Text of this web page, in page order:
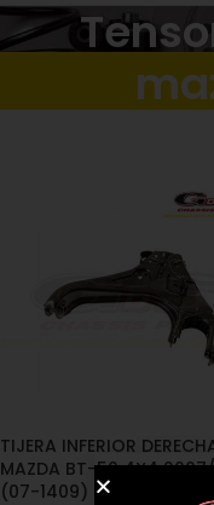
TIJERA INFERIOR
MAZDA BT-50 4X4
(07-1409)